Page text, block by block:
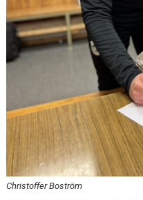
Christoffer Boström